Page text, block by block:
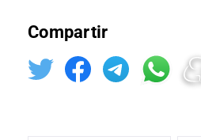
Compartir